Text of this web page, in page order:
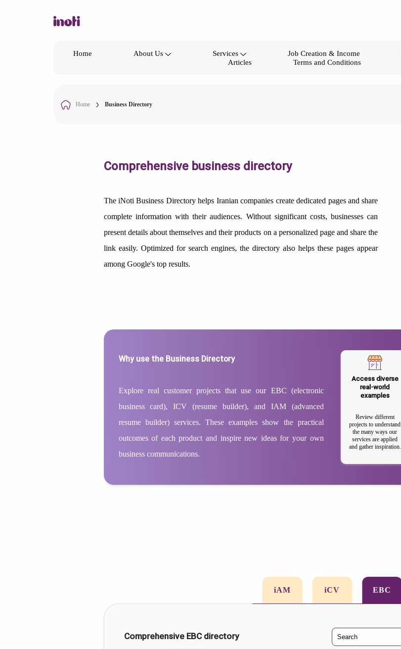
Home About Us Services Job Creation & Income
Articles
Terms and Conditions
Home Business Directory
Comprehensive business directory
The iNoti Business Directory helps Iranian companies create dedicated pages and share
complete information with their audiences. Without significant costs, businesses can
present details about themselves and their products on a personalized page and share the
link easily. Optimized for search engines, the directory also helps these pages appear
among Google's top results.
Why use the Business Directory
Explore real customer projects that use our EBC (electronic
business card), ICV (resume builder), and IAM (advanced
resume builder) services. These examples show the practical
outcomes of each product and inspire new ideas for your own
business communications.
Access diverse
real-world
examples
Review different
projects to understand
the many ways our
services are applied
and gather inspiration.
iAM iCV EBC
Comprehensive EBC directory